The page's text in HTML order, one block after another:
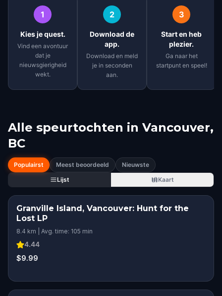
1
Kies je quest.
Vind een avontuur
dat je
nieuwsgierigheid
wekt.
2
Download de
app.
Download en meld
je in seconden
aan.
3
Start en heb
plezier.
Ga naar het
startpunt en speel!
Alle speurtochten in Vancouver,
BC
Populairst Meest beoordeeld
Nieuwste
Lijst
Kaart
Granville Island, Vancouver: Hunt for the
Lost LP
8.4 km | Avg. time: 105 min
4.44
$9.99